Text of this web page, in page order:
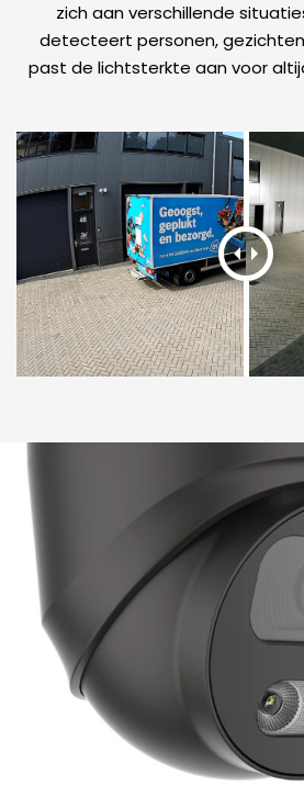
zich aan verschillende
detecteert personen,
past de lichtsterkte aan voor